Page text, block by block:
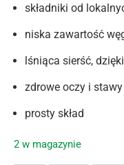
składniki od
niska zawartość
lśniąca sierść,
zdrowe oczy i stawy
prosty skład
2 w magazynie